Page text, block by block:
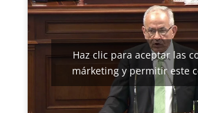
Haz clic para aceptar las
márketing y permitir este